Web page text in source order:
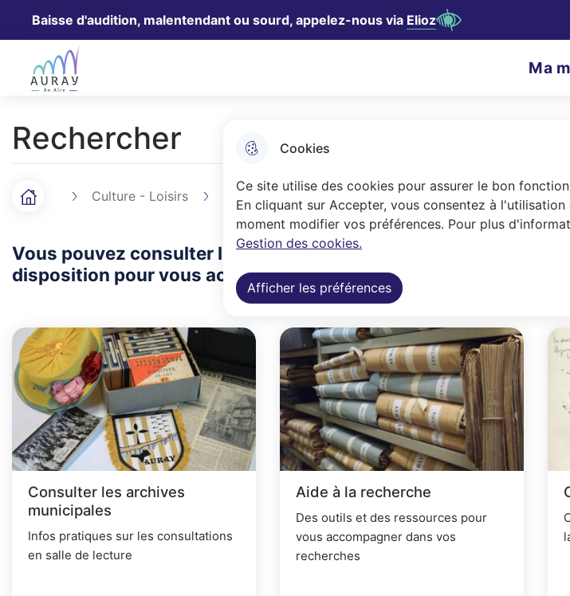
Cookies
Ce site utilise des cookies pour assurer le bon
En cliquant sur Accepter, vous consentez à
moment modifier vos préférences. Pour plus
Gestion des cookies.
Afficher les préférences
Aller au contenu principal
Baisse d'audition, malentendant ou sourd, appelez-nous via Elioz
Ville Auray Menu
N
g
a
t
n
p
r
i
n
c
Ma
Rechercher
F
i
l
'
A
r
a
Accueil Culture - Loisirs Archives et Patrimoine Rechercher
Vous pouvez consulter les archives municipales et la
disposition pour vous accompagner dans vos recherches.
Consulter les archives
municipales
Infos pratiques sur les consultations
en salle de lecture
Aide à la recherche
Des outils et des ressources pour
vous accompagner dans vos
recherches